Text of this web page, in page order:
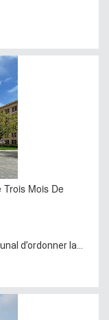
Trois Mois De
d’ordonner la...